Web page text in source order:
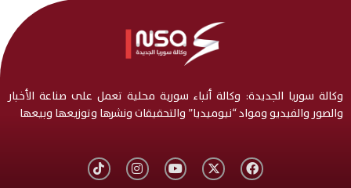
وكالة سوريا الجديدة: وكالة أنباء سورية محلية تعمل على صناعة الأخبار
والصور والفيديو ومواد “نيوميديا” والتحقيقات ونشرها وتوزيعها وبيعها